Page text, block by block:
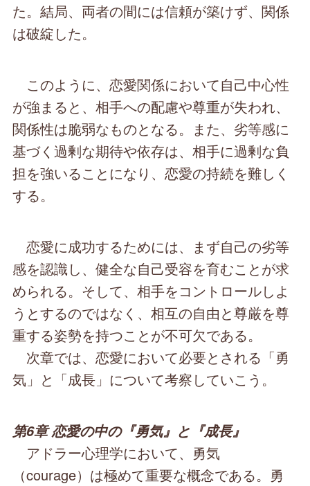
た。結局、両者の間には信頼が築けず、関係
は破綻した。
このように、恋愛関係において自己中心性
が強まると、相手への配慮や尊重が失われ、
関係性は脆弱なものとなる。また、劣等感に
基づく過剰な期待や依存は、相手に過剰な負
担を強いることになり、恋愛の持続を難しく
する。
恋愛に成功するためには、まず自己の劣等
感を認識し、健全な自己受容を育むことが求
められる。そして、相手をコントロールしよ
うとするのではなく、相互の自由と尊厳を尊
重する姿勢を持つことが不可欠である。
次章では、恋愛において必要とされる「勇
気」と「成長」について考察していこう。
第6章 恋愛の中の『勇気』と『成長』
アドラー心理学において、勇気
（courage）は極めて重要な概念である。勇